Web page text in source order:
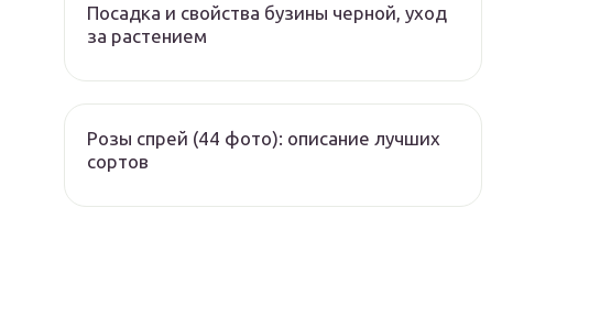
Посадка и свойства бузины черной, уход
за растением
Розы спрей (44 фото): описание лучших
сортов